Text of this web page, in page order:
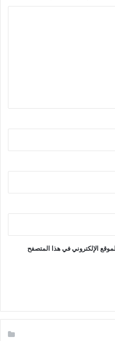
الإلكتروني في هذا المتصفح